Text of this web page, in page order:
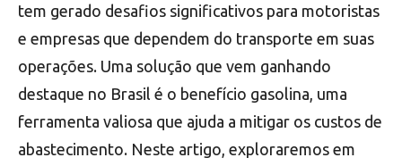
tem gerado desafios significativos para motoristas
e empresas que dependem do transporte em suas
operações. Uma solução que vem ganhando
destaque no Brasil é o benefício gasolina, uma
ferramenta valiosa que ajuda a mitigar os custos de
abastecimento. Neste artigo, exploraremos em